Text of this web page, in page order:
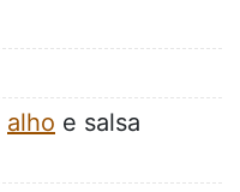
alho e salsa